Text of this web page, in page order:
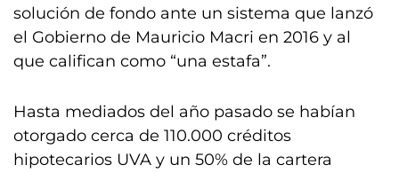
solución de fondo ante un sistema que lanzó
el Gobierno de Mauricio Macri en 2016 y al
que califican como “una estafa”.
Hasta mediados del año pasado se habían
otorgado cerca de 110.000 créditos
hipotecarios UVA y un 50% de la cartera